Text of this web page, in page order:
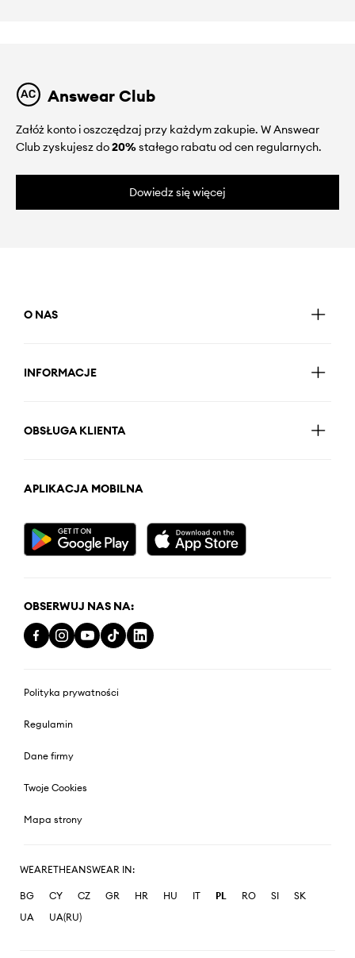
Answear Club
Załóż konto i oszczędzaj przy każdym zakupie. W Answear
Club zyskujesz do20%stałego rabatu od cen regularnych.
Dowiedz się więcej
O NAS
INFORMACJE
OBSŁUGA KLIENTA
APLIKACJA MOBILNA
OBSERWUJ NAS NA:
Polityka prywatności
Regulamin
Dane firmy
Twoje Cookies
Mapa strony
WEARETHEANSWEAR IN:
BG CY CZ GR HR HU IT PL RO SI
SK
UA
UA(RU)